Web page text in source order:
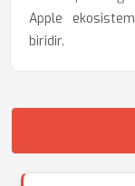
Apple
biridir.